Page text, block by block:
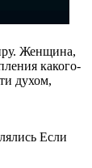
Женщина,
какого-
духом,
Если